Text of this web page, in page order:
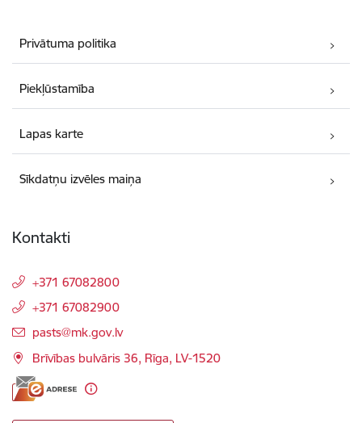
Privātuma politika
Piekļūstamība
Lapas karte
Sīkdatņu izvēles maiņa
Kontakti
+371 67082800
+371 67082900
E-pasts:
pasts@mk.gov.lv
Brīvības bulvāris 36, Rīga, LV-1520